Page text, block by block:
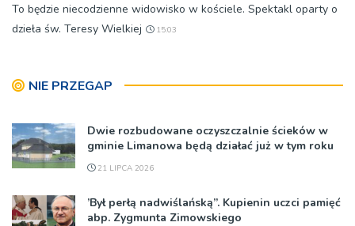
To będzie niecodzienne widowisko w kościele. Spektakl oparty o
dzieła św. Teresy Wielkiej
15:03
NIE PRZEGAP
Dwie rozbudowane oczyszczalnie ścieków w
gminie Limanowa będą działać już w tym roku
21 LIPCA 2026
’Był perłą nadwiślańską”. Kupienin uczci pamięć
abp. Zygmunta Zimowskiego